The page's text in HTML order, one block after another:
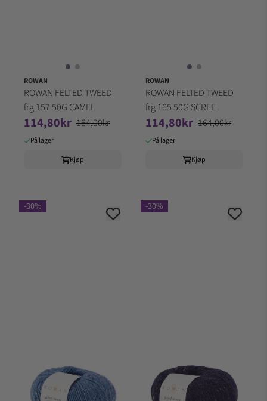
ROWAN
ROWAN FELTED TWEED
frg 157 50G CAMEL
114,80kr 164,00kr
På lager
Kjøp
ROWAN
ROWAN FELTED TWEED
frg 165 50G SCREE
114,80kr 164,00kr
På lager
Kjøp
-30% -30%